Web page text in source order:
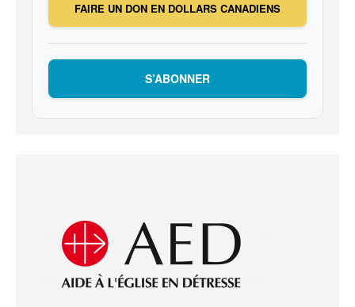
FAIRE UN DON EN DOLLARS CANADIENS
S’ABONNER